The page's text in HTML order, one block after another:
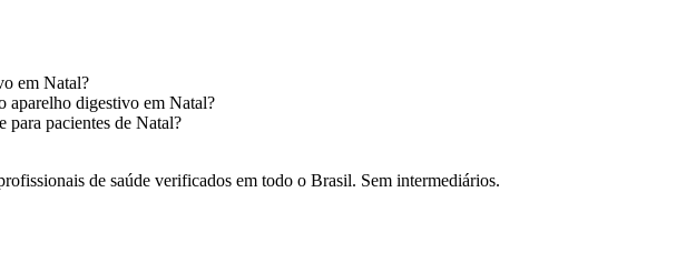
em Natal?
aparelho digestivoem Natal?
para pacientes de Natal?
de saúde verificados em todo o Brasil. Sem intermediários.